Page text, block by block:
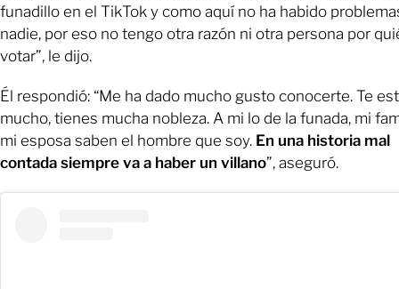
funadillo en el TikTok y como aquí no ha habido
nadie, por eso no tengo otra razón ni otra persona por
votar”, le dijo.
Él respondió: “Me ha dado mucho gusto conocerte. Te
mucho, tienes mucha nobleza. A mi lo de la funada, mi
mi esposa saben el hombre que soy. En una historia mal
contada siempre va a haber un villano”, aseguró.